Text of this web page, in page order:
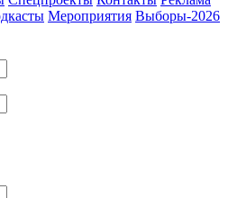
Мероприятия Выборы-2026